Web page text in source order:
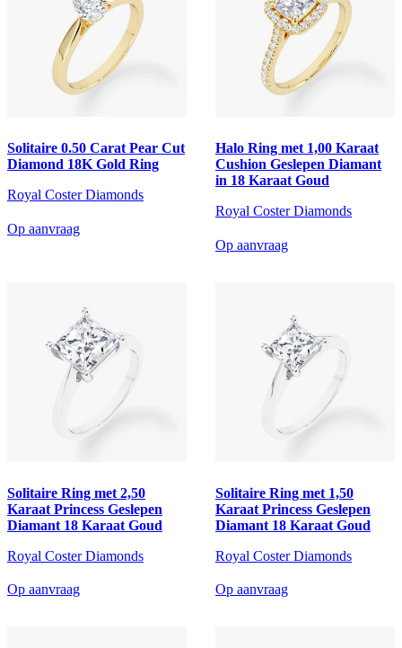
Solitaire 0.50 Carat Pear Cut
Diamond 18K Gold Ring
Royal Coster Diamonds
Op aanvraag
Halo Ring met 1,00 Karaat
Cushion Geslepen Diamant
in 18 Karaat Goud
Royal Coster Diamonds
Op aanvraag
Solitaire Ring met 2,50
Karaat Princess Geslepen
Diamant 18 Karaat Goud
Royal Coster Diamonds
Op aanvraag
Solitaire Ring met 1,50
Karaat Princess Geslepen
Diamant 18 Karaat Goud
Royal Coster Diamonds
Op aanvraag